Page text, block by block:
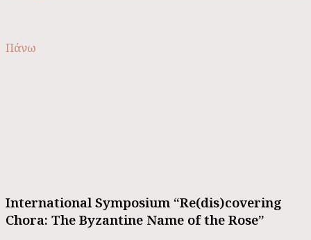
Πάνω
International Symposium “Re(dis)covering
Chora: The Byzantine Name of the Rose”